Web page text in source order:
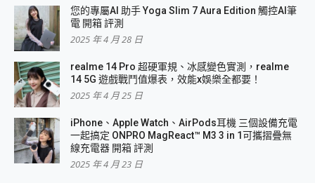
您的專屬AI 助手 Yoga Slim 7 Aura Edition 觸控AI筆
電 開箱 評測
2025 年 4 月 28 日
realme 14 Pro 超硬軍規、冰感變色實測，realme
14 5G 遊戲戰鬥值爆表，效能x娛樂全都要！
2025 年 4 月 25 日
iPhone、Apple Watch、AirPods耳機 三個設備充電
一起搞定 ONPRO MagReact™ M3 3 in 1可攜摺疊無
線充電器 開箱 評測
2025 年 4 月 23 日